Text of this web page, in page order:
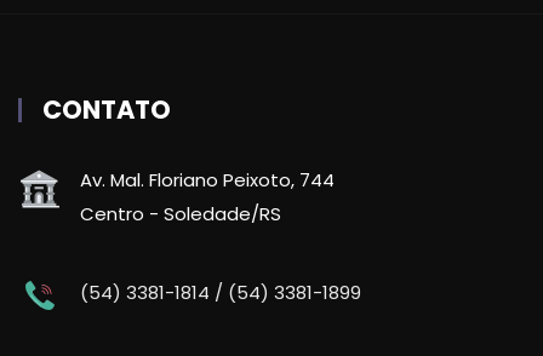
CONTATO
Av. Mal. Floriano Peixoto, 744
Centro - Soledade/RS
(54) 3381-1814 / (54) 3381-1899